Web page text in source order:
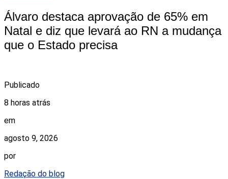
Álvaro destaca aprovação de 65% em
Natal e diz que levará ao RN a mudança
que o Estado precisa
Publicado
8 horas atrás
em
agosto 9, 2026
por
Redação do blog